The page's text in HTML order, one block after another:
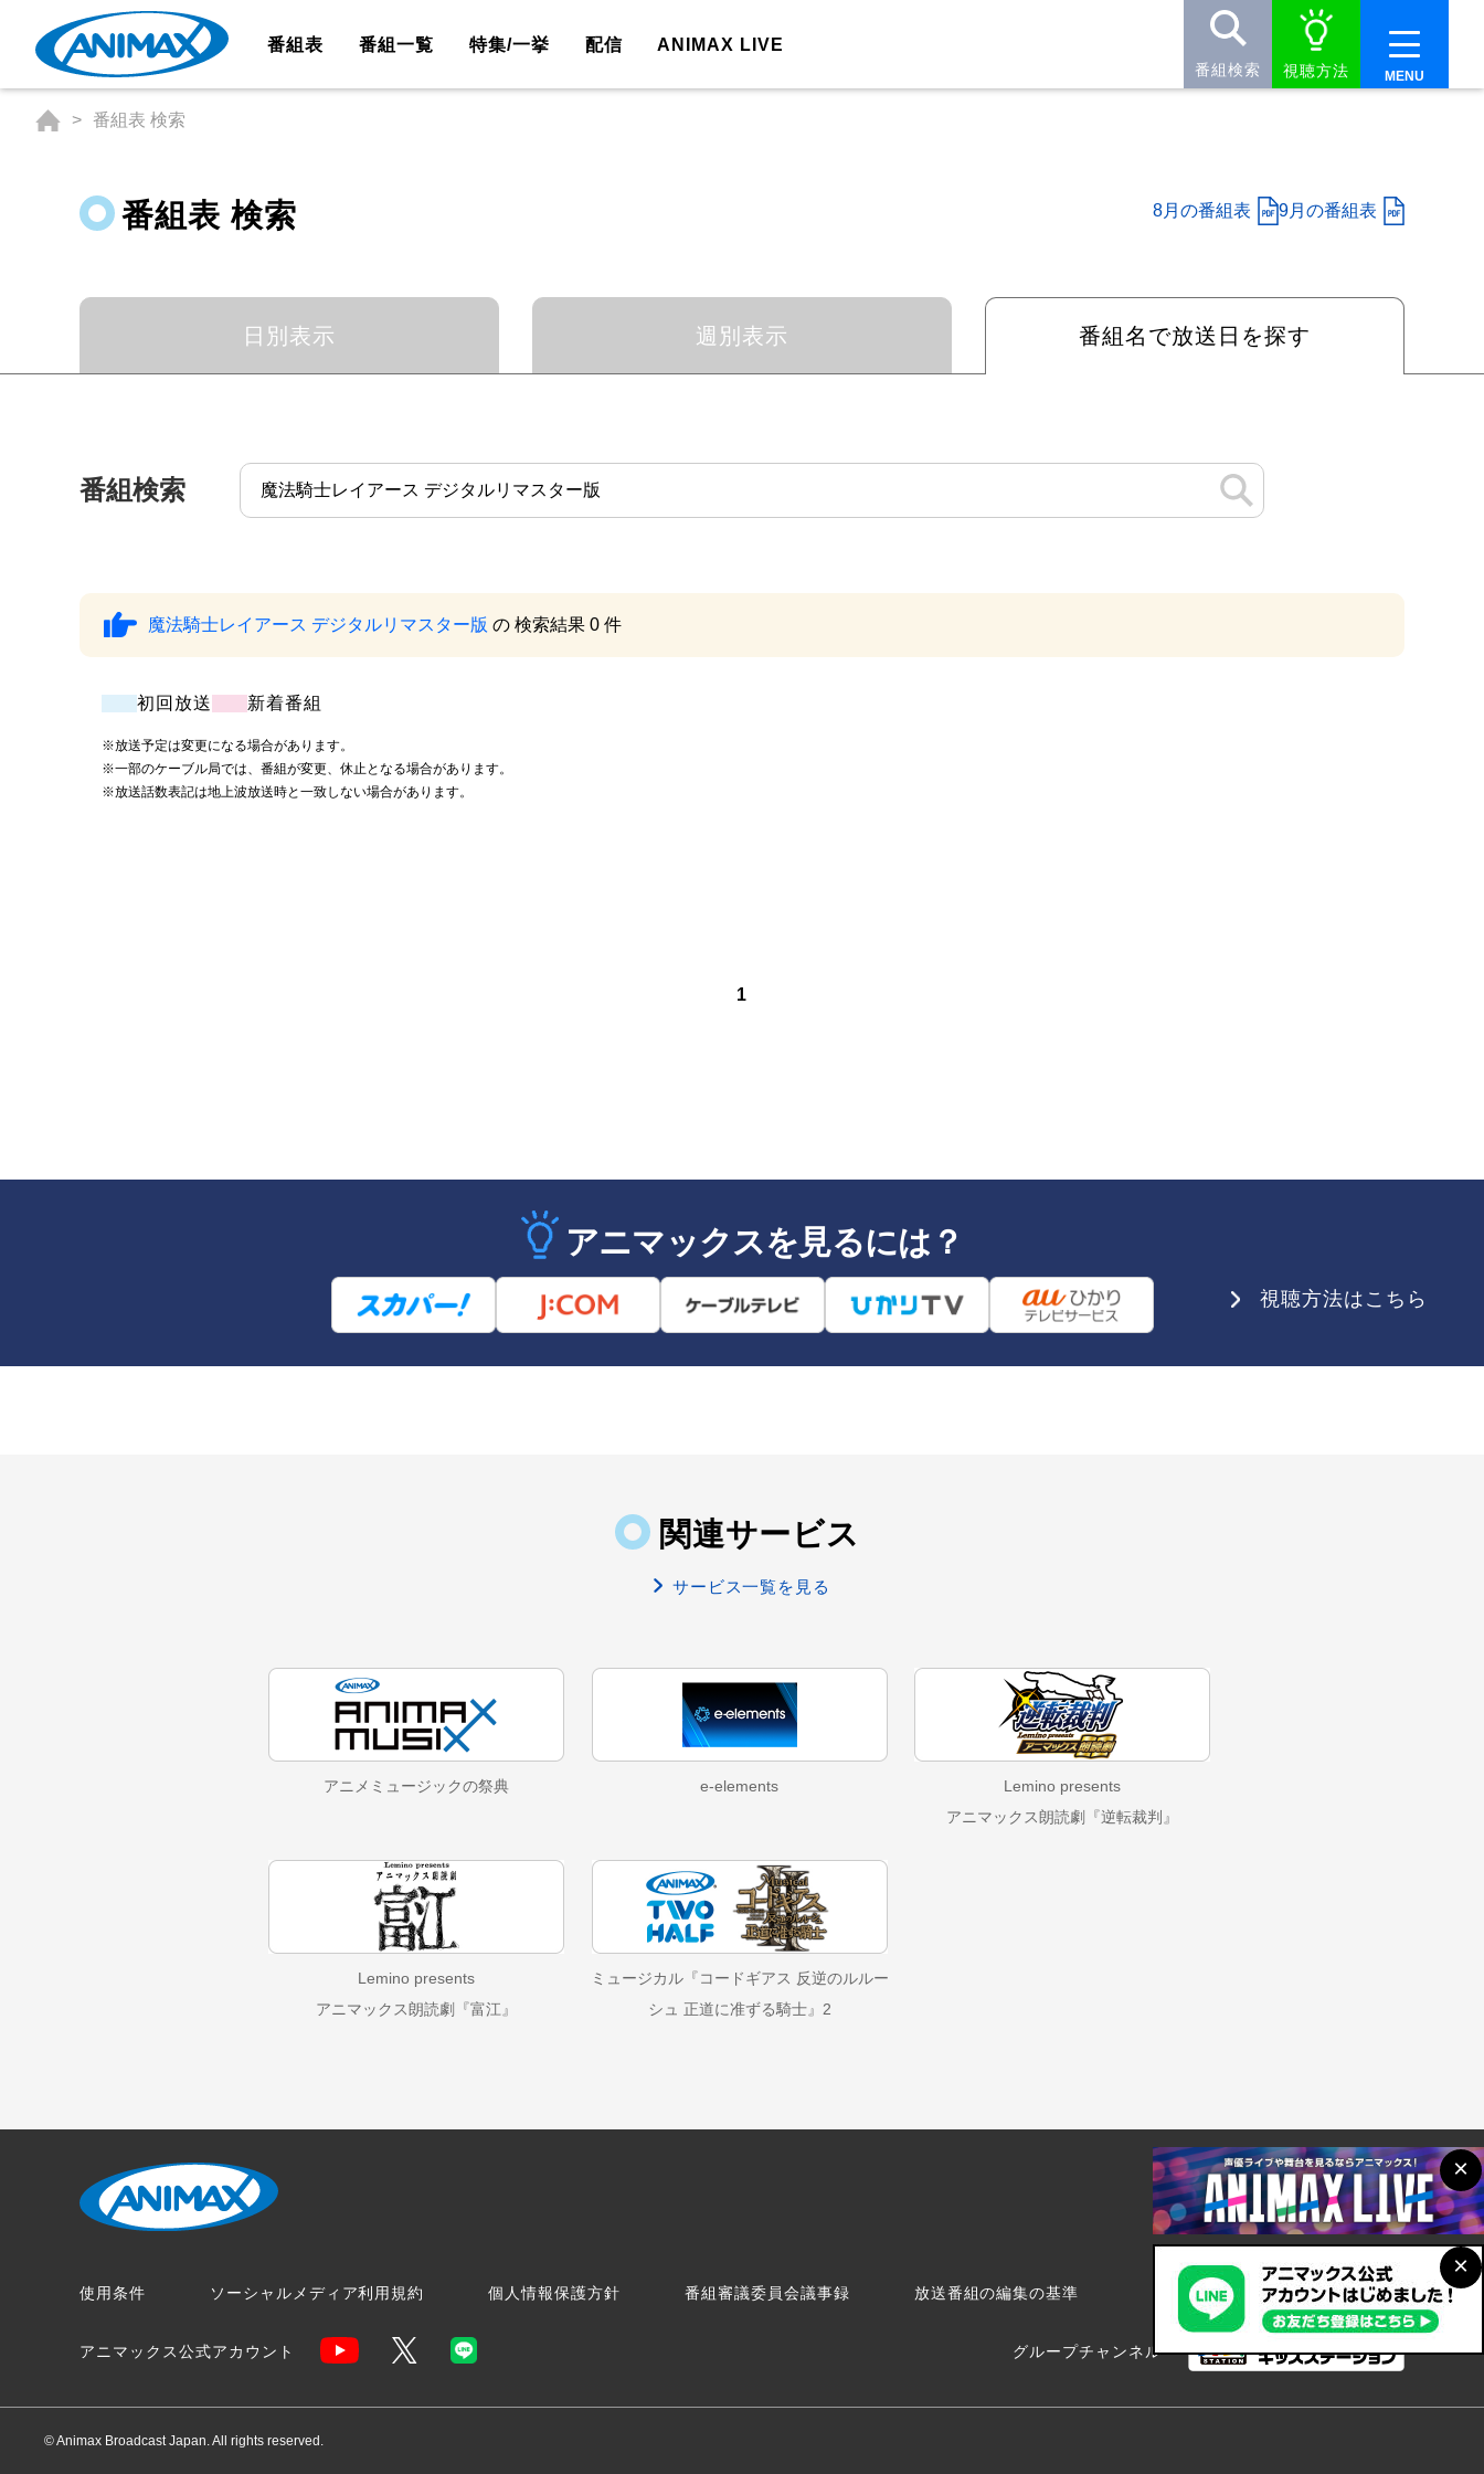
番組表 番組一覧 特集/一挙 配信 ANIMAX LIVE
番組検索 視聴方法
番組表 検索
番組表 検索 8月の番組表 9月の番組表
日別表示 週別表示 番組名で放送日を探す
番組検索
魔法騎士レイアース デジタルリマスター版 の 検索結果 0 件
初回放送 新着番組
※放送予定は変更になる場合があります。
※一部のケーブル局では、番組が変更、休止となる場合があります。
※放送話数表記は地上波放送時と一致しない場合があります。
1
アニマックスを見るには？
視聴方法はこちら
×
×
関連サービス
サービス一覧を見る
アニメミュージックの祭典 e-elements
Lemino presents
アニマックス朗読劇『逆転裁判』
Lemino presents
アニマックス朗読劇『富江』
ミュージカル『コードギアス 反逆のルルー
シュ 正道に准ずる騎士』2
使用条件 ソーシャルメディア利用規約 個人情報保護方針 番組審議委員会議事録 放送番組の編集の基準
アニマックス公式アカウント グループチャンネル
© Animax Broadcast Japan. All rights reserved.